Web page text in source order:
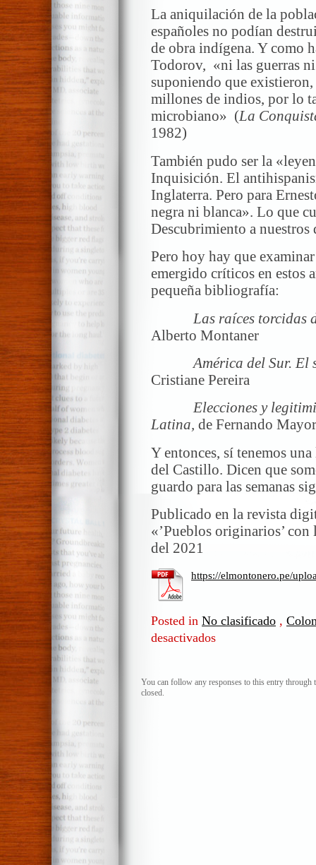
La aniquilación de la
españoles no podían
de obra indígena. Y como
Todorov, «ni las guerras ni
suponiendo que
millones de indios, por lo
microbiano» (La
1982)
También pudo ser la
Inquisición. El
Inglaterra. Pero para
negra ni blanca». Lo que
Descubrimiento a nuestros
Pero hoy hay que
emergido críticos en estos
pequeña bibliografía:
Las raíces torcidas
Alberto Montaner
América del Sur. El
Cristiane Pereira
Elecciones y
Latina, de Fernando
Y entonces, sí tenemos
del Castillo. Dicen que
guardo para las semanas
Publicado en la revista
«’Pueblos originarios’
del 2021
https://elmontonero.pe/
Posted in No clasificado ,
desactivados
negra
You can follow any responses to this entry through
closed.